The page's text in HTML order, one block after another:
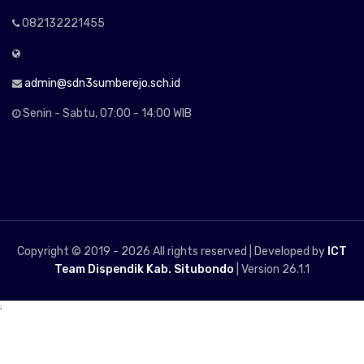
082132221455
admin@sdn3sumberejo.sch.id
Senin - Sabtu, 07:00 - 14:00 WIB
Copyright © 2019 - 2026 All rights reserved | Developed by ICT
Team Dispendik Kab. Situbondo | Version 26.1.1
;